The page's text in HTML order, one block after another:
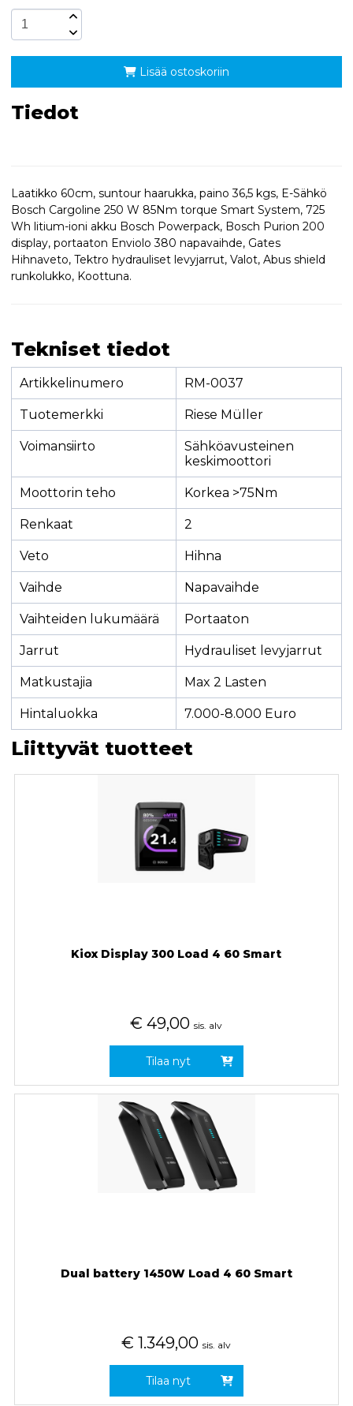
Lisää ostoskoriin
Tiedot
Laatikko 60cm, suntour haarukka, paino 36,5 kgs, E-Sähkö
Bosch Cargoline 250 W 85Nm torque Smart System, 725
Wh litium-ioni akku Bosch Powerpack, Bosch Purion 200
display, portaaton Enviolo 380 napavaihde, Gates
Hihnaveto, Tektro hydrauliset levyjarrut, Valot, Abus shield
runkolukko, Koottuna.
Tekniset tiedot
Artikkelinumero RM-0037
Tuotemerkki Riese Müller
Voimansiirto
Sähköavusteinen
keskimoottori
Moottorin teho Korkea >75Nm
Renkaat 2
Veto Hihna
Vaihde Napavaihde
Vaihteiden lukumäärä Portaaton
Jarrut Hydrauliset levyjarrut
Matkustajia Max 2 Lasten
Hintaluokka 7.000-8.000 Euro
Liittyvät tuotteet
Kiox Display 300 Load 4 60 Smart
€ 49,00 sis. alv
Tilaa nyt
Dual battery 1450W Load 4 60 Smart
€ 1.349,00 sis. alv
Tilaa nyt